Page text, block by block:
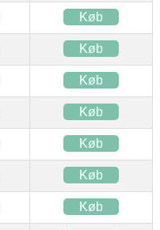
Køb
Køb
Køb
Køb
Køb
Køb
Køb